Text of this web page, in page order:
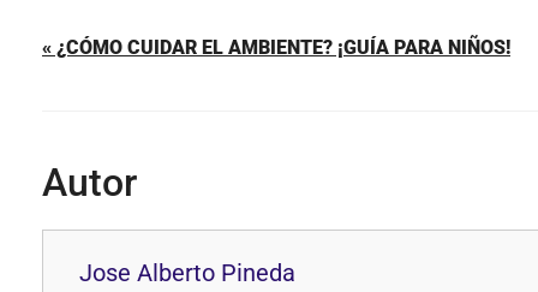
« ¿CÓMO CUIDAR EL AMBIENTE? ¡GUÍA PARA NIÑOS!
Autor
Jose Alberto Pineda